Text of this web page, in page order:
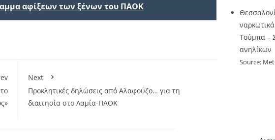
αφίξεων των ξένων του ΠΑΟΚ
Next
Προκλητικές δηλώσεις από Αλαφούζο… για τη
διαιτησία στο Λαμία-ΠΑΟΚ
Τούμπα –
ανηλίκων
Source: